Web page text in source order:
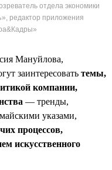
отдела экономики
редактор приложения
Мануйлова,
заинтересовать темы,
компании,
— тренды,
указами,
процессов,
искусственного